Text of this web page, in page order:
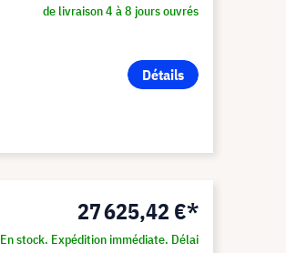
de livraison 4 à 8 jours ouvrés
Détails
27 625,42 €*
En stock. Expédition immédiate. Délai